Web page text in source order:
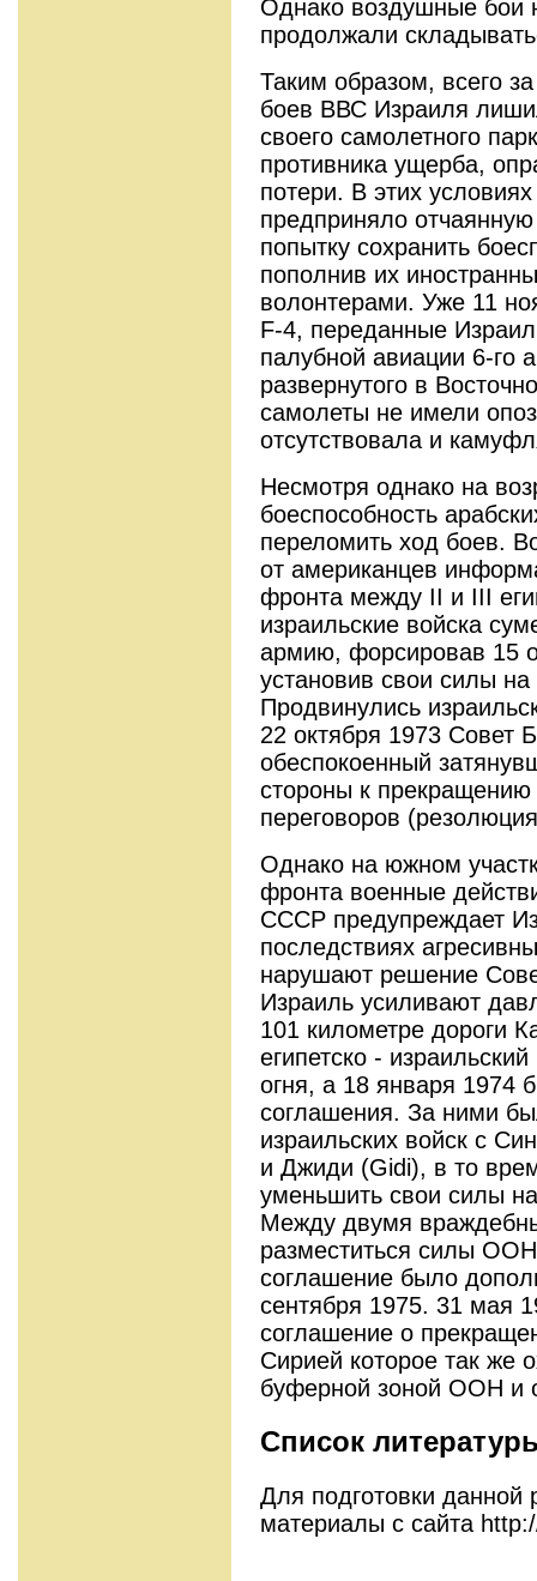
Однако воздушные бои
продолжали
Таким образом, всего
боев ВВС Израиля
своего самолетного
противника ущерба,
потери. В этих
предприняло
попытку сохранить
пополнив их
волонтерами. Уже 11
F-4, переданные
палубной авиации 6-го
развернутого в
самолеты не имели
отсутствовала и
Несмотря однако на
боеспособность
переломить ход боев.
от американцев
фронта между II и III
израильские войска
армию, форсировав 15
установив свои силы на
Продвинулись
22 октября 1973 Совет
обеспокоенный
стороны к
переговоров
Однако на южном
фронта военные
СССР предупреждает
последствиях
нарушают решение
Израиль усиливают
101 километре дороги
египетско -
огня, а 18 января 1974
соглашения. За ними
израильских войск с
и Джиди (Gidi), в то
уменьшить свои силы
Между двумя
разместиться силы
соглашение было
сентября 1975. 31 мая
соглашение о
Сирией которое так же
буферной зоной ООН и
Список
Для подготовки
материалы с сайта